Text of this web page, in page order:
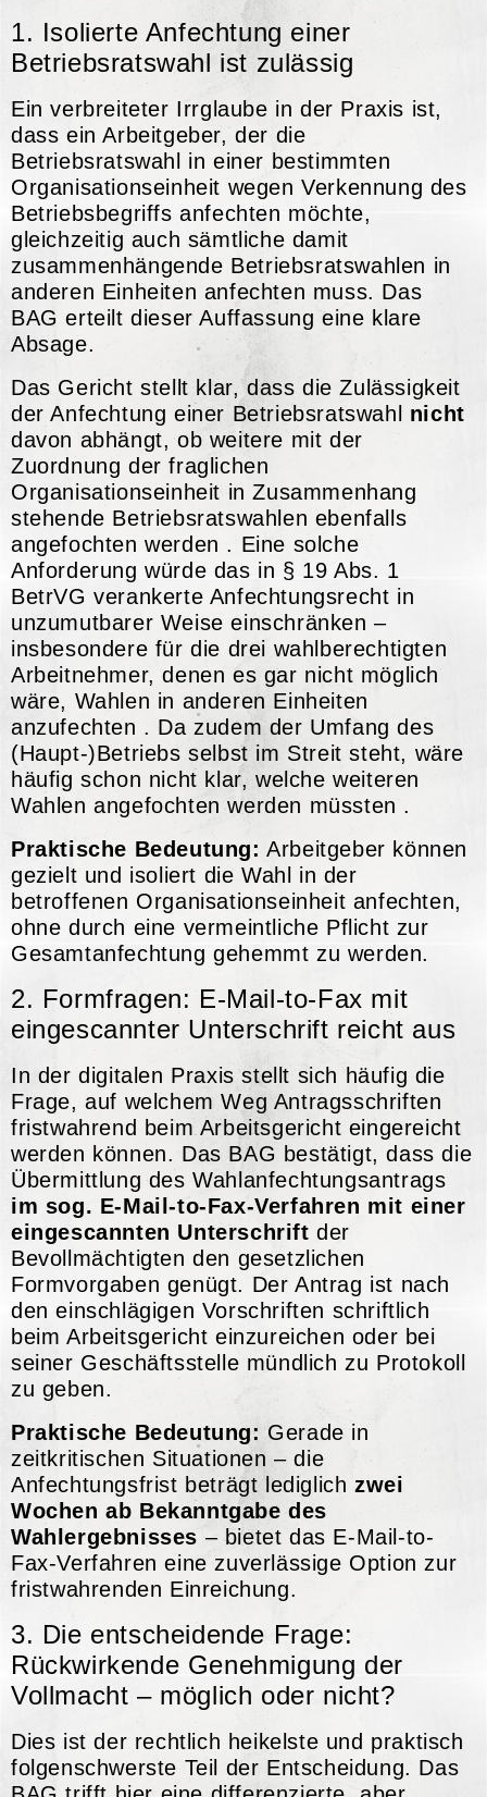
1. Isolierte Anfechtung einer
Betriebsratswahl ist zulässig
Ein verbreiteter Irrglaube in der Praxis ist,
dass ein Arbeitgeber, der die
Betriebsratswahl in einer bestimmten
Organisationseinheit wegen Verkennung des
Betriebsbegriffs anfechten möchte,
gleichzeitig auch sämtliche damit
zusammenhängende Betriebsratswahlen in
anderen Einheiten anfechten muss. Das
BAG erteilt dieser Auffassung eine klare
Absage.
Das Gericht stellt klar, dass die Zulässigkeit
der Anfechtung einer Betriebsratswahl nicht
davon abhängt, ob weitere mit der
Zuordnung der fraglichen
Organisationseinheit in Zusammenhang
stehende Betriebsratswahlen ebenfalls
angefochten werden . Eine solche
Anforderung würde das in § 19 Abs. 1
BetrVG verankerte Anfechtungsrecht in
unzumutbarer Weise einschränken –
insbesondere für die drei wahlberechtigten
Arbeitnehmer, denen es gar nicht möglich
wäre, Wahlen in anderen Einheiten
anzufechten . Da zudem der Umfang des
(Haupt-)Betriebs selbst im Streit steht, wäre
häufig schon nicht klar, welche weiteren
Wahlen angefochten werden müssten .
Praktische Bedeutung: Arbeitgeber können
gezielt und isoliert die Wahl in der
betroffenen Organisationseinheit anfechten,
ohne durch eine vermeintliche Pflicht zur
Gesamtanfechtung gehemmt zu werden.
2. Formfragen: E-Mail-to-Fax mit
eingescannter Unterschrift reicht aus
In der digitalen Praxis stellt sich häufig die
Frage, auf welchem Weg Antragsschriften
fristwahrend beim Arbeitsgericht eingereicht
werden können. Das BAG bestätigt, dass die
Übermittlung des Wahlanfechtungsantrags
im sog. E-Mail-to-Fax-Verfahren mit einer
eingescannten Unterschrift der
Bevollmächtigten den gesetzlichen
Formvorgaben genügt. Der Antrag ist nach
den einschlägigen Vorschriften schriftlich
beim Arbeitsgericht einzureichen oder bei
seiner Geschäftsstelle mündlich zu Protokoll
zu geben.
Praktische Bedeutung: Gerade in
zeitkritischen Situationen – die
Anfechtungsfrist beträgt lediglichzwei
Wochen ab Bekanntgabe des
Wahlergebnisses – bietet das E-Mail-to-
Fax-Verfahren eine zuverlässige Option zur
fristwahrenden Einreichung.
3. Die entscheidende Frage:
Rückwirkende Genehmigung der
Vollmacht – möglich oder nicht?
Dies ist der rechtlich heikelste und praktisch
folgenschwerste Teil der Entscheidung. Das